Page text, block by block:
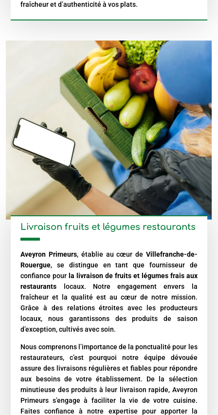
fraîcheur et d’authenticité à vos plats.
Livraison fruits et légumes restaurants
Aveyron Primeurs, établie au cœur de Villefranche-de-
Rouergue, se distingue en tant que fournisseur de
confiance pour la livraison de fruits et légumes frais aux
restaurants locaux. Notre engagement envers la
fraîcheur et la qualité est au cœur de notre mission.
Grâce à des relations étroites avec les producteurs
locaux, nous garantissons des produits de saison
d’exception, cultivés avec soin.
Nous comprenons l’importance de la ponctualité pour les
restaurateurs, c’est pourquoi notre équipe dévouée
assure des livraisons régulières et fiables pour répondre
aux besoins de votre établissement. De la sélection
minutieuse des produits à leur livraison rapide, Aveyron
Primeurs s’engage à faciliter la vie de votre cuisine.
Faites confiance à notre expertise pour apporter la